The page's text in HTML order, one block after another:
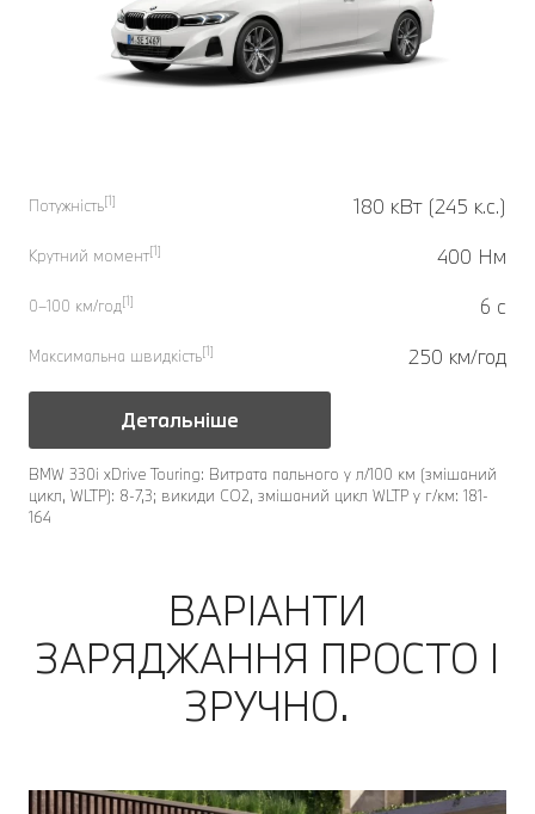
Потужність[1] 180 кВт (245 к.с.)
Крутний момент[1] 400 Нм
0–100 км/год[1] 6 с
Максимальна швидкість[1] 250 км/год
Детальніше
BMW 330i xDrive Touring: Витрата пального у л/100 км (змішаний
цикл, WLTP): 8-7,3; викиди CO2, змішаний цикл WLTP у г/км: 181-
164
ВАРІАНТИ
ЗАРЯДЖАННЯ ПРОСТО І
ЗРУЧНО.